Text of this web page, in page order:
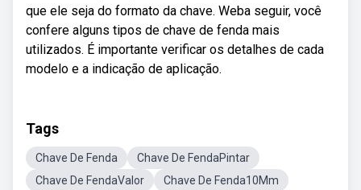
que ele seja do formato da chave. Weba seguir, você
confere alguns tipos de chave de fenda mais
utilizados. É importante verificar os detalhes de cada
modelo e a indicação de aplicação.
Tags
Chave De Fenda
Chave De FendaPintar
Chave De FendaValor
Chave De Fenda10Mm